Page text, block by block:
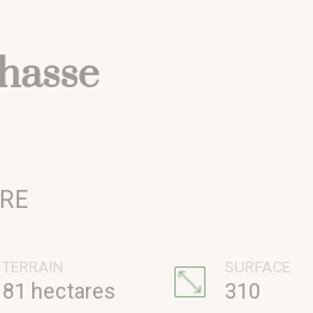
TERRAIN
81 hectares
SURFACE
310